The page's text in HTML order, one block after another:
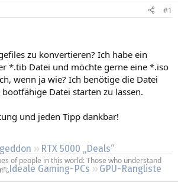
RTX 5000 „Deals“
Ideale Gaming-PCs
GPU-Rangliste
#1
zu konvertieren? Ich habe ein
*.tib Datei und möchte gerne eine *.iso
wenn ja wie? Ich benötige die Datei
Datei starten zu lassen.
und jeden Tipp dankbar!
of people in this world: Those who understand